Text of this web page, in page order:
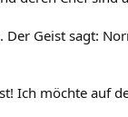
Der Geist sagt:
Ich möchte auf